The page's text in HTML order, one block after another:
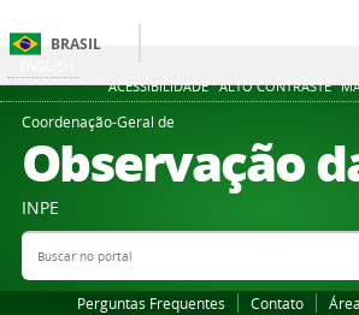
ACESSIBILIDADE ALTO CONTRASTE
BRASIL
Coordenação-Geral de
Observação
INPE
Buscar no portal
Perguntas Frequentes Contato